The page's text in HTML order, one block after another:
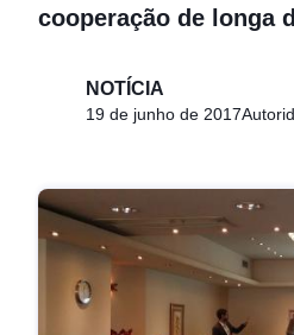
cooperação de longa
NOTÍCIA
19 de junho de 2017